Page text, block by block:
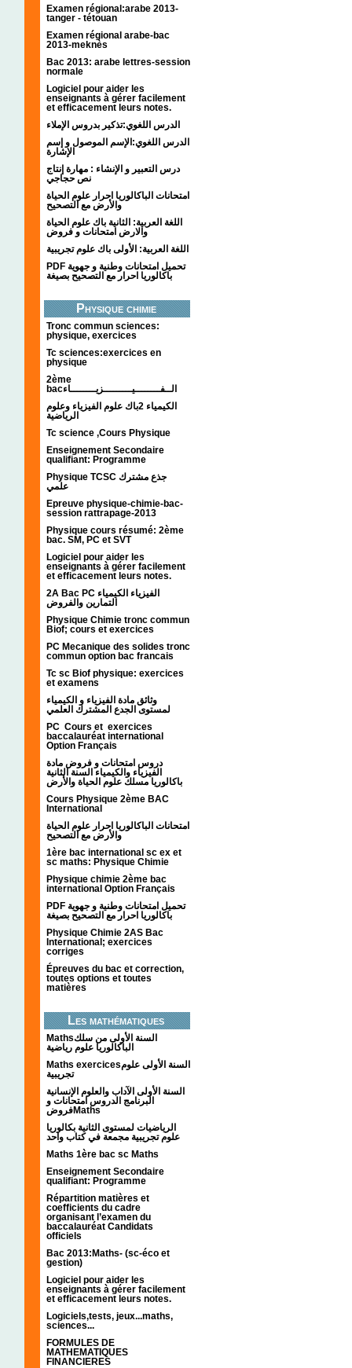
Examen régional:arabe 2013-
tanger - tétouan
Examen régional arabe-bac
2013-meknès
Bac 2013: arabe lettres-session
normale
Logiciel pour aider les
enseignants à gérer facilement
et efficacement leurs notes.
الدرس اللغوي:تذكير بدروس الإملاء
الدرس اللغوي:الإسم الموصول و إسم
الإشارة
درس التعبير و الإنشاء : مهارة إنتاج
نص حجاجي
امتحانات الباكالوريا احرار علوم الحياة
والأرض مع التصحيح
اللغة العربية: الثانية باك علوم الحياة
والارض امتحانات و فروض
اللغة العربية: الأولى باك علوم تجريبية
PDF تحميل امتحانات وطنية و جهوية
باكالوريا احرار مع التصحيح بصيغة
Physique chimie
Tronc commun sciences:
physique, exercices
Tc sciences:exercices en
physique
2ème
bacالــفــــــــيـــــــــزيــــــــاء
الكيمياء 2باك علوم الفيزياء وعلوم
الرياضية
Tc science ,Cours Physique
Enseignement Secondaire
qualifiant: Programme
Physique TCSC جذع مشترك
علمي
Epreuve physique-chimie-bac-
session rattrapage-2013
Physique cours résumé: 2ème
bac. SM, PC et SVT
Logiciel pour aider les
enseignants à gérer facilement
et efficacement leurs notes.
2A Bac PC الفيزياء الكيمياء
التمارين والفروض
Physique Chimie tronc commun
Biof; cours et exercices
PC Mecanique des solides tronc
commun option bac francais
Tc sc Biof physique: exercices
et examens
وثائق مادة الفيزياء و الكيمياء
PC Cours et exercices
baccalauréat international
Option Français
دروس امتحانات و فروض مادة
الفيزياء والكيمياء السنة الثانية
باكالوريا مسلك علوم الحياة والأرض
Cours Physique 2ème BAC
International
امتحانات الباكالوريا احرار علوم الحياة
والأرض مع التصحيح
1ère bac international sc ex et
sc maths: Physique Chimie
Physique chimie 2ème bac
international Option Français
PDF تحميل امتحانات وطنية و جهوية
باكالوريا احرار مع التصحيح بصيغة
Physique Chimie 2AS Bac
International; exercices
corriges
Épreuves du bac et correction,
toutes options et toutes
matières
Les mathématiques
Mathsالسنة الأولى من سلك
الباكالوريا علوم رياضية
Maths exercicesالسنة الأولى علوم
تجريبية
السنة الأولى الآداب والعلوم الإنسانية
البرنامج الدروس امتحانات و
فروضMaths
الرياضيات لمستوى الثانية بكالوريا
علوم تجريبية مجمعة في كتاب واحد
Maths 1ère bac sc Maths
Enseignement Secondaire
qualifiant: Programme
Répartition matières et
coefficients du cadre
organisant l’examen du
baccalauréat Candidats
officiels
Bac 2013:Maths- (sc-éco et
gestion)
Logiciel pour aider les
enseignants à gérer facilement
et efficacement leurs notes.
Logiciels,tests, jeux...maths,
sciences...
FORMULES DE
MATHEMATIQUES
FINANCIERES